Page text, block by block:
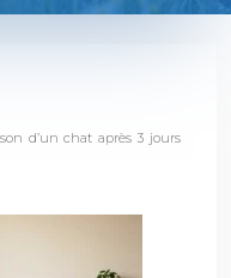
d’un chat après 3 jours